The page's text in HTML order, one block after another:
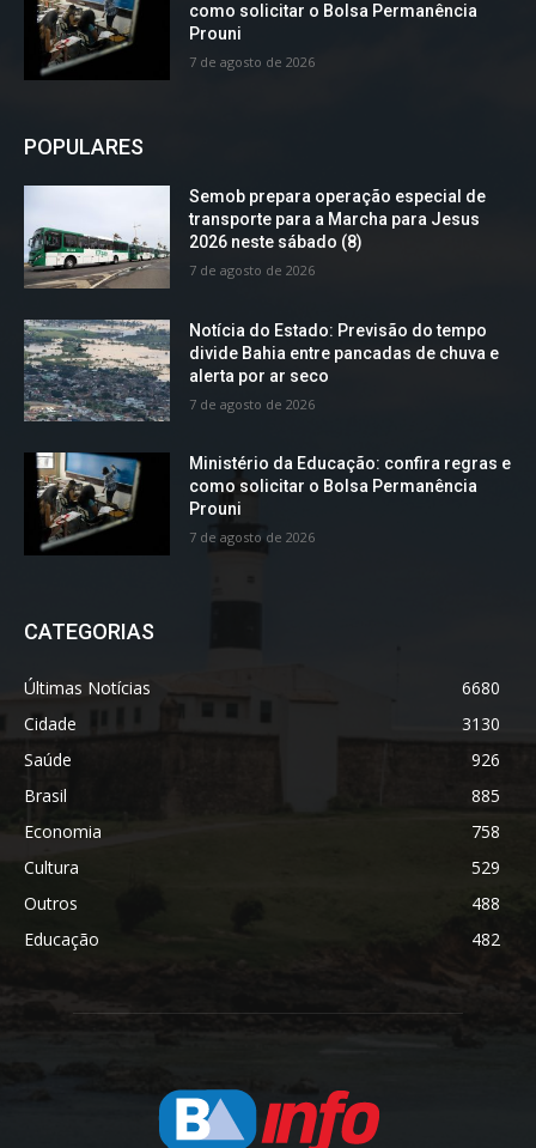
como solicitar o Bolsa Permanência
Prouni
7 de agosto de 2026
POPULARES
Semob prepara operação especial de
transporte para a Marcha para Jesus
2026 neste sábado (8)
7 de agosto de 2026
Notícia do Estado: Previsão do tempo
divide Bahia entre pancadas de chuva e
alerta por ar seco
7 de agosto de 2026
Ministério da Educação: confira regras e
como solicitar o Bolsa Permanência
Prouni
7 de agosto de 2026
CATEGORIAS
Últimas Notícias
6680
Cidade
3130
Saúde
926
Brasil
885
Economia
758
Cultura
529
Outros
488
Educação
482